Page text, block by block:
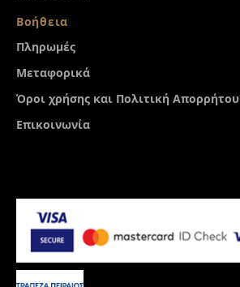
Βοήθεια
Πληρωμές
Μεταφορικά
Όροι χρήσης και Πολιτική Απορρήτου
Επικοινωνία